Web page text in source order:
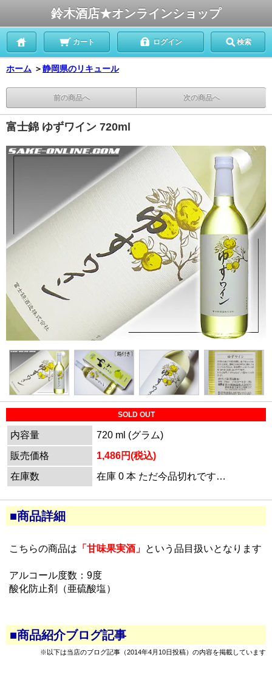
鈴木酒店★オンラインショップ
カート ログイン 検索
ホーム ＞静岡県のリキュール
前の商品へ 次の商品へ
富士錦 ゆずワイン 720ml
SOLD OUT
内容量
720 ml (グラム)
販売価格
1,486円(税込)
在庫数
在庫 0 本 ただ今品切れです…
■商品詳細
こちらの商品は 「甘味果実酒」 という品目扱いとなります
アルコール度数：9度
酸化防止剤（亜硫酸塩）
■商品紹介ブログ記事
※以下は当店のブログ記事（2014年4月10日投稿）の内容を掲載しています